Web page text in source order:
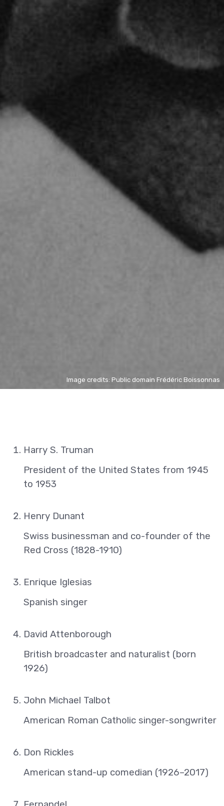
Image credits: Public domain Frédéric Boissonnas
Harry S. Truman
President of the United States from 1945
to 1953
Henry Dunant
Swiss businessman and co-founder of the
Red Cross (1828-1910)
Enrique Iglesias
Spanish singer
David Attenborough
British broadcaster and naturalist (born
1926)
John Michael Talbot
American Roman Catholic singer-songwriter
Don Rickles
American stand-up comedian (1926–2017)